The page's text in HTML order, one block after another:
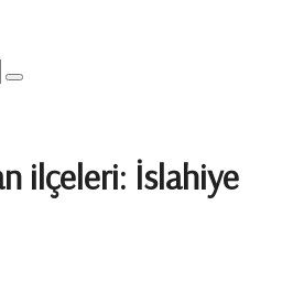
ilçeleri: İslahiye